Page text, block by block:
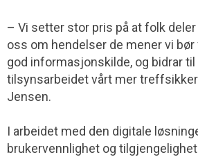
– Vi setter stor pris på at folk
oss om hendelser de mener vi
god informasjonskilde, og bidrar
tilsynsarbeidet vårt mer
Jensen.
I arbeidet med den digitale
brukervennlighet og